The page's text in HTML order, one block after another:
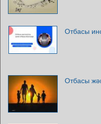
Отбасы
Отбасы